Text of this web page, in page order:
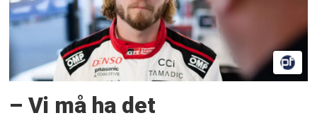
– Vi må ha det